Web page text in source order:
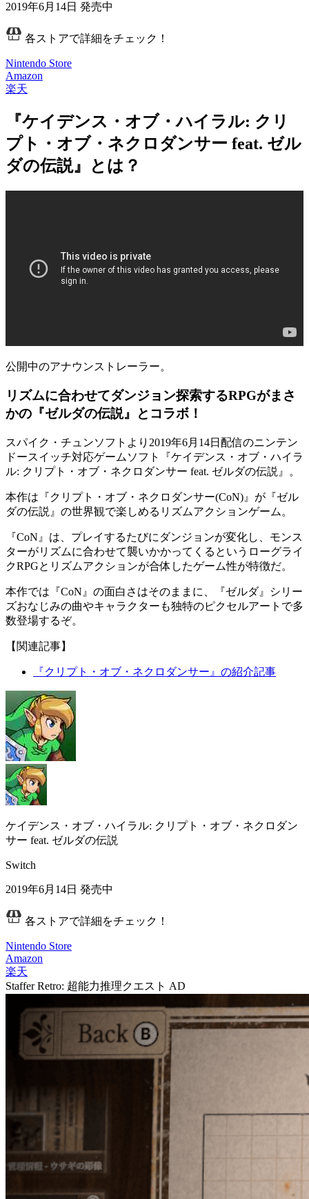
2019年6月14日 発売中
各ストアで詳細をチェック！
Nintendo Store
Amazon
楽天
『ケイデンス・オブ・ハイラル: クリ
プト・オブ・ネクロダンサー feat. ゼル
ダの伝説』とは？
公開中のアナウンストレーラー。
リズムに合わせてダンジョン探索するRPGがまさ
かの『ゼルダの伝説』とコラボ！
スパイク・チュンソフトより 2019年6月14日 配信のニンテン
ドースイッチ対応ゲームソフト『ケイデンス・オブ・ハイラ
ル: クリプト・オブ・ネクロダンサー feat. ゼルダの伝説 』。
本作は『クリプト・オブ・ネクロダンサー(CoN) 』が『ゼル
ダの伝説』の世界観で楽しめる リズムアクションゲーム 。
『CoN』は、プレイするたびにダンジョンが変化し、モンス
ターがリズムに合わせて襲いかかってくるという ローグライ
クRPGとリズムアクションが合体したゲーム性が特徴だ。
本作では『CoN』の面白さはそのままに、『ゼルダ』シリー
ズおなじみの曲やキャラクターも独特のピクセルアート で多
数登場するぞ。
【関連記事】
『クリプト・オブ・ネクロダンサー』の紹介記事
ケイデンス・オブ・ハイラル: クリプト・オブ・ネクロダン
サー feat. ゼルダの伝説
Switch
2019年6月14日 発売中
各ストアで詳細をチェック！
Nintendo Store
Amazon
楽天
Staffer Retro: 超能力推理クエスト AD